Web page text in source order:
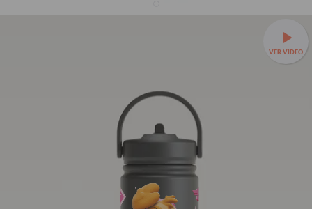
VER VÍDEO
Garrafa Térmica Mini + Ebook - Patrulha Canina -
3x de R$43,30 sem juros
avaliações
Leve sua bebida para todo lugar —
Garrafa Térmica Mini a
❄️Até 24h gelada e cabe em qualquer
350ml - Tampa com canudo